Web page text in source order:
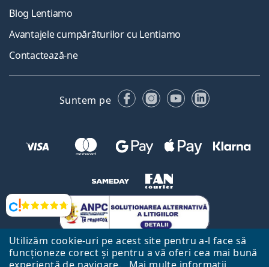
Utilizăm cookie-uri pe acest site pentru a-l face să
funcționeze corect și pentru a vă oferi cea mai bună
Opinii
Blog Lentiamo
Avantajele cumpărăturilor cu Lentiamo
Contactează-ne
Suntem pe FacebookInstagram
YouTubeLinkedIn